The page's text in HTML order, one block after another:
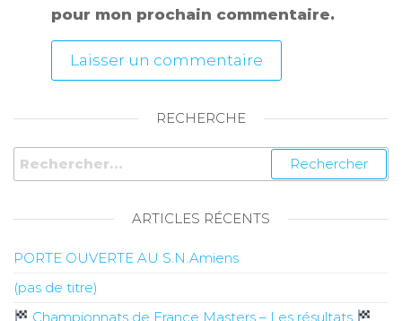
pour mon prochain commentaire.
RECHERCHE
ARTICLES RÉCENTS
PORTE OUVERTE AU S.N.Amiens
(pas de titre)
Championnats de France Masters – Les résultats